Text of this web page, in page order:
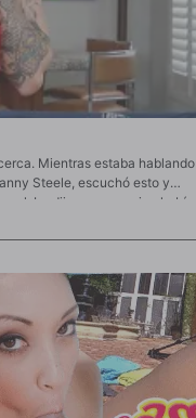
Mientras estaba hablando
Steele, escuchó esto y
Le dijo que su amiga había
de que se puso ropa
Danny no pudo resistirse
intensificaron a partir de ahí.
arriba cuando le dijo que la
y apretado coño en varias